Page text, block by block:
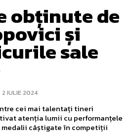
obținute de
și
sale
2 IULIE 2024
cei mai talentați tineri
atenția lumii cu performanțele
medalii câștigate în competiții